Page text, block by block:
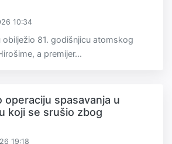
10:34
obilježio 81. godišnjicu atomskog
a premijer...
operaciju spasavanja u
koji se srušio zbog
19:18